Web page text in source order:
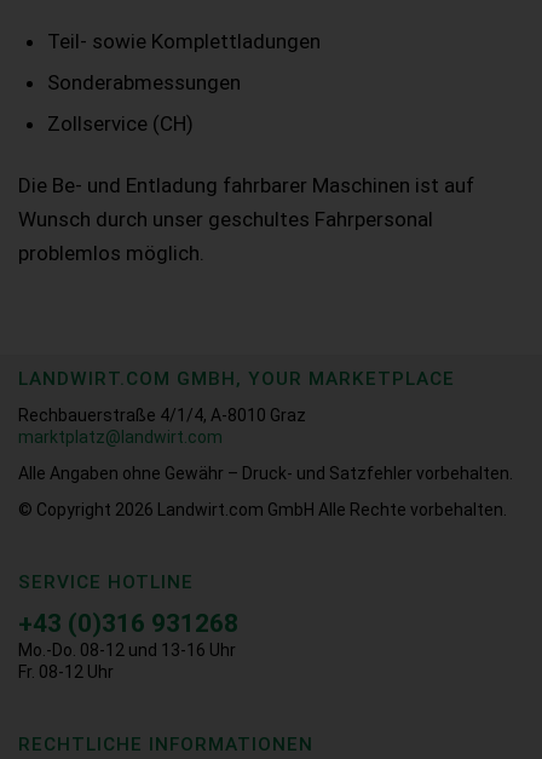
Teil- sowie Komplettladungen
Sonderabmessungen
Zollservice (CH)
Die Be- und Entladung fahrbarer Maschinen ist auf
Wunsch durch unser geschultes Fahrpersonal
problemlos möglich.
LANDWIRT.COM GMBH, YOUR MARKETPLACE
Rechbauerstraße 4/1/4, A-8010 Graz
marktplatz@landwirt.com
Alle Angaben ohne Gewähr – Druck- und Satzfehler vorbehalten.
© Copyright 2026
Landwirt.com GmbH Alle Rechte vorbehalten.
SERVICE HOTLINE
+43 (0)316 931268
Mo.-Do. 08-12 und 13-16 Uhr
Fr. 08-12 Uhr
RECHTLICHE INFORMATIONEN